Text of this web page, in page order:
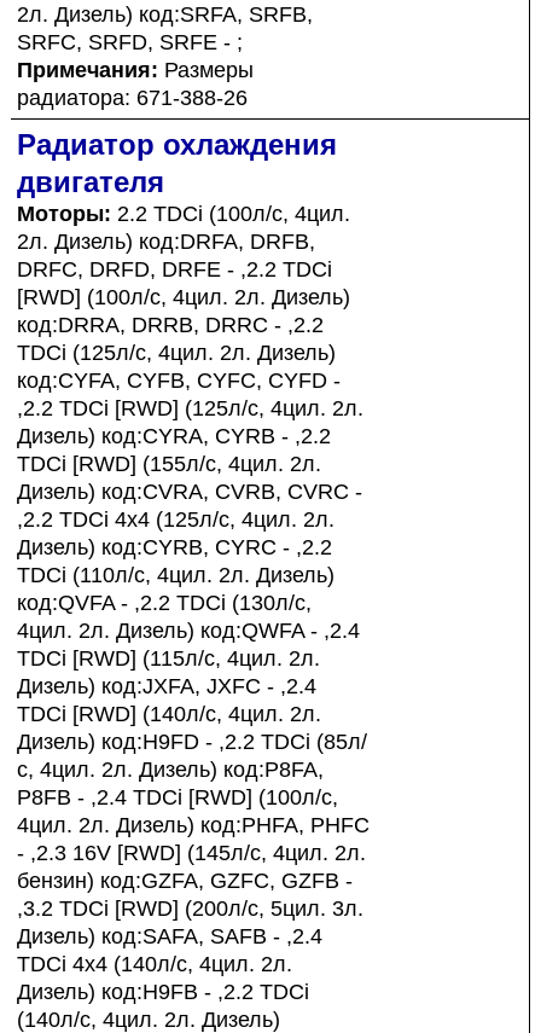
2л. Дизель) код:SRFA, SRFB,
SRFC, SRFD, SRFE - ;
Примечания: Размеры
радиатора: 671-388-26
Радиатор охлаждения
двигателя
Моторы: 2.2 TDCi (100л/с, 4цил.
2л. Дизель) код:DRFA, DRFB,
DRFC, DRFD, DRFE - ,2.2 TDCi
[RWD] (100л/с, 4цил. 2л. Дизель)
код:DRRA, DRRB, DRRC - ,2.2
TDCi (125л/с, 4цил. 2л. Дизель)
код:CYFA, CYFB, CYFC, CYFD -
,2.2 TDCi [RWD] (125л/с, 4цил. 2л.
Дизель) код:CYRA, CYRB - ,2.2
TDCi [RWD] (155л/с, 4цил. 2л.
Дизель) код:CVRA, CVRB, CVRC -
,2.2 TDCi 4x4 (125л/с, 4цил. 2л.
Дизель) код:CYRB, CYRC - ,2.2
TDCi (110л/с, 4цил. 2л. Дизель)
код:QVFA - ,2.2 TDCi (130л/с,
4цил. 2л. Дизель) код:QWFA - ,2.4
TDCi [RWD] (115л/с, 4цил. 2л.
Дизель) код:JXFA, JXFC - ,2.4
TDCi [RWD] (140л/с, 4цил. 2л.
Дизель) код:H9FD - ,2.2 TDCi (85л/
с, 4цил. 2л. Дизель) код:P8FA,
P8FB - ,2.4 TDCi [RWD] (100л/с,
4цил. 2л. Дизель) код:PHFA, PHFC
- ,2.3 16V [RWD] (145л/с, 4цил. 2л.
бензин) код:GZFA, GZFC, GZFB -
,3.2 TDCi [RWD] (200л/с, 5цил. 3л.
Дизель) код:SAFA, SAFB - ,2.4
TDCi 4x4 (140л/с, 4цил. 2л.
Дизель) код:H9FB - ,2.2 TDCi
(140л/с, 4цил. 2л. Дизель)